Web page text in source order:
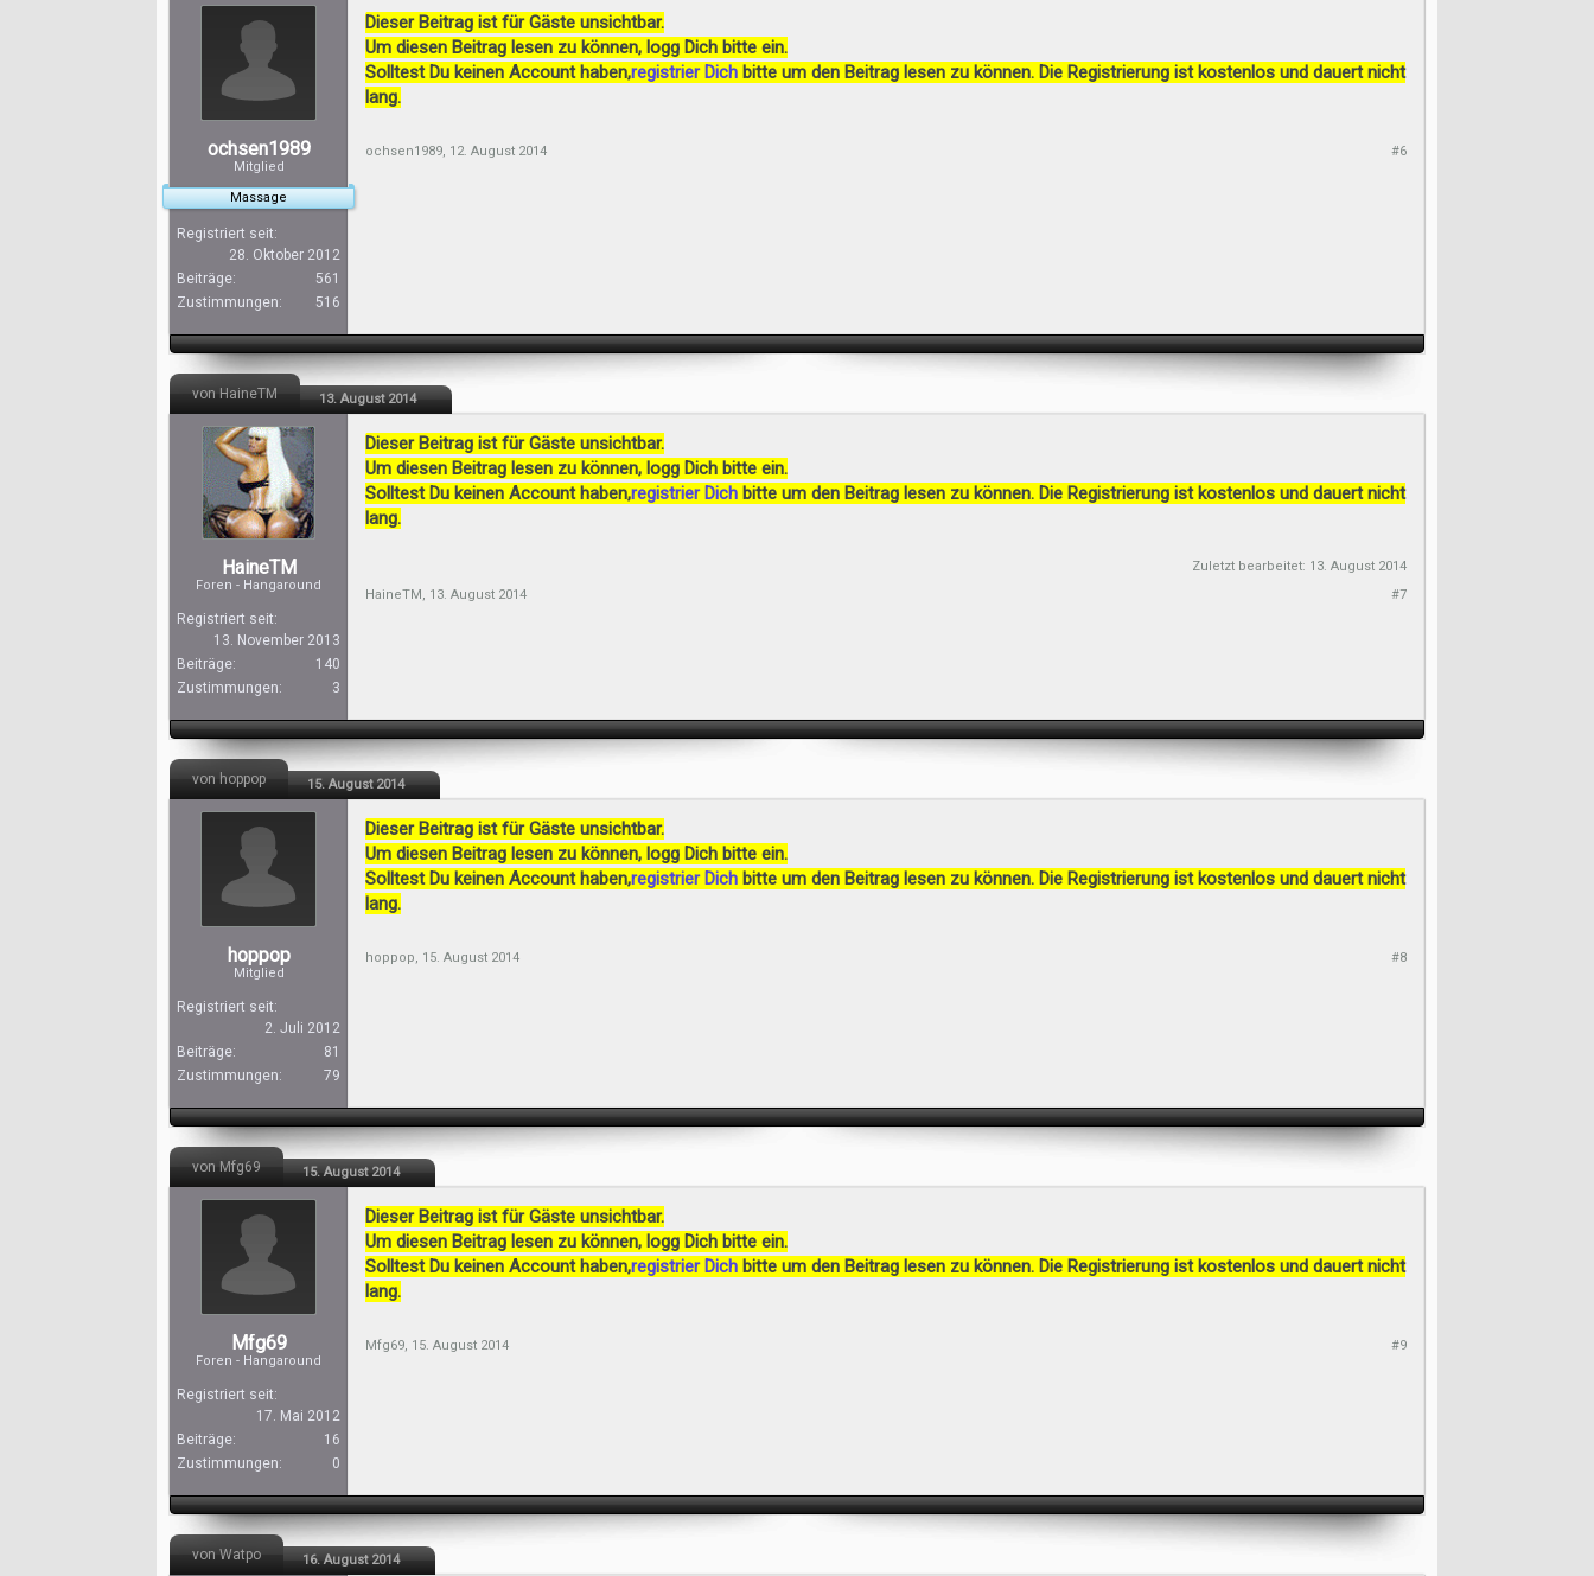
ochsen1989
Mitglied
Massage
Registriert seit:
28. Oktober 2012
Beiträge:
561
Zustimmungen:
516
Dieser Beitrag ist für Gäste unsichtbar.
Um diesen Beitrag lesen zu können, logg Dich bitte ein.
Solltest Du keinen Account haben,registrier Dich bitte um den Beitrag lesen zu können. Die Registrierung ist kostenlos und dauert nicht
lang.
ochsen1989, 12. August 2014 #6
von HaineTM 13. August 2014
HaineTM
Foren - Hangaround
Registriert seit:
13. November 2013
Beiträge:
140
Zustimmungen:
3
Dieser Beitrag ist für Gäste unsichtbar.
Um diesen Beitrag lesen zu können, logg Dich bitte ein.
Solltest Du keinen Account haben,registrier Dich bitte um den Beitrag lesen zu können. Die Registrierung ist kostenlos und dauert nicht
lang.
Zuletzt bearbeitet: 13. August 2014
HaineTM, 13. August 2014 #7
von hoppop 15. August 2014
hoppop
Mitglied
Registriert seit:
2. Juli 2012
Beiträge:
81
Zustimmungen:
79
Dieser Beitrag ist für Gäste unsichtbar.
Um diesen Beitrag lesen zu können, logg Dich bitte ein.
Solltest Du keinen Account haben,registrier Dich bitte um den Beitrag lesen zu können. Die Registrierung ist kostenlos und dauert nicht
lang.
hoppop, 15. August 2014 #8
von Mfg69 15. August 2014
Mfg69
Foren - Hangaround
Registriert seit:
17. Mai 2012
Beiträge:
16
Zustimmungen:
0
Dieser Beitrag ist für Gäste unsichtbar.
Um diesen Beitrag lesen zu können, logg Dich bitte ein.
Solltest Du keinen Account haben,registrier Dich bitte um den Beitrag lesen zu können. Die Registrierung ist kostenlos und dauert nicht
lang.
Mfg69, 15. August 2014 #9
von Watpo 16. August 2014